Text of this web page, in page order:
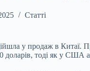
Статті
у продаж в Китаї.
доларів, тоді як у США